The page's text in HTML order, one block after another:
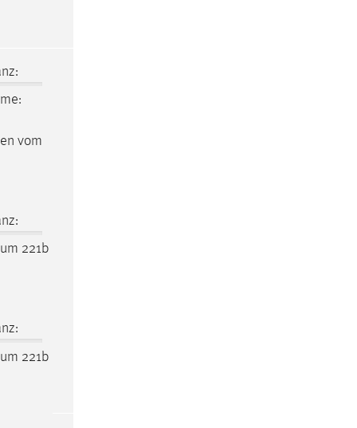
:
vom
221b
221b